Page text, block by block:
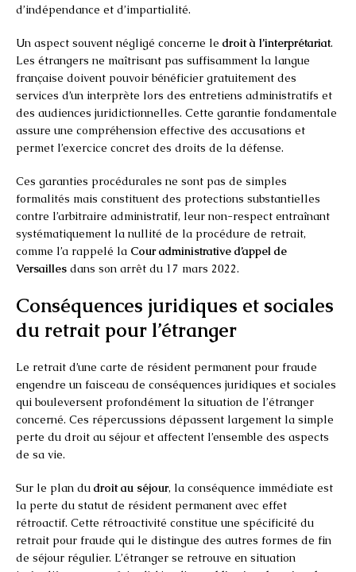
d’indépendance et d’impartialité.
Un aspect souvent négligé concerne le droit à l’interprétariat.
Les étrangers ne maîtrisant pas suffisamment la langue
française doivent pouvoir bénéficier gratuitement des
services d’un interprète lors des entretiens administratifs et
des audiences juridictionnelles. Cette garantie fondamentale
assure une compréhension effective des accusations et
permet l’exercice concret des droits de la défense.
Ces garanties procédurales ne sont pas de simples
formalités mais constituent des protections substantielles
contre l’arbitraire administratif, leur non-respect entraînant
systématiquement la nullité de la procédure de retrait,
comme l’a rappelé la Cour administrative d’appel de
Versailles dans son arrêt du 17 mars 2022.
Conséquences juridiques et sociales
du retrait pour l’étranger
Le retrait d’une carte de résident permanent pour fraude
engendre un faisceau de conséquences juridiques et sociales
qui bouleversent profondément la situation de l’étranger
concerné. Ces répercussions dépassent largement la simple
perte du droit au séjour et affectent l’ensemble des aspects
de sa vie.
Sur le plan du droit au séjour, la conséquence immédiate est
la perte du statut de résident permanent avec effet
rétroactif. Cette rétroactivité constitue une spécificité du
retrait pour fraude qui le distingue des autres formes de fin
de séjour régulier. L’étranger se retrouve en situation